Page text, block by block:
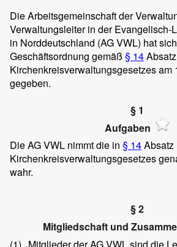
Die Arbeitsgemeinschaft der
Verwaltungsleiter in der Evangelisch-
in Norddeutschland (AG VWL) hat
Geschäftsordnung gemäß § 14
Kirchenkreisverwaltungsgesetzes am
gegeben.
§ 1
Aufgaben
Die AG VWL nimmt die in § 14Absatz
Kirchenkreisverwaltungsgesetzes
wahr.
§ 2
Mitgliedschaft und
(1) Mitglieder der AG VWL sind die